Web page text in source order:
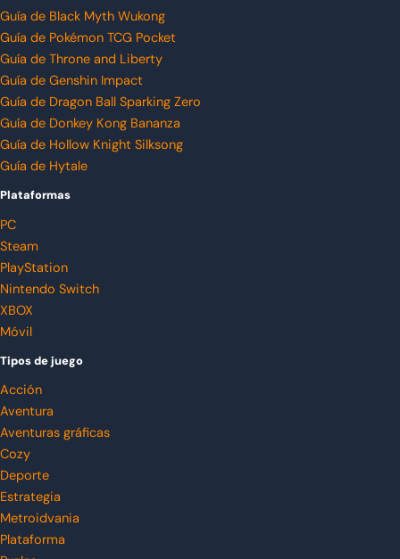
Guía de Black Myth Wukong
Guía de Pokémon TCG Pocket
Guía de Throne and Liberty
Guía de Genshin Impact
Guía de Dragon Ball Sparking Zero
Guía de Donkey Kong Bananza
Guía de Hollow Knight Silksong
Guía de Hytale
Plataformas
PC
Steam
PlayStation
Nintendo Switch
XBOX
Móvil
Tipos de juego
Acción
Aventura
Aventuras gráficas
Cozy
Deporte
Estrategia
Metroidvania
Plataforma